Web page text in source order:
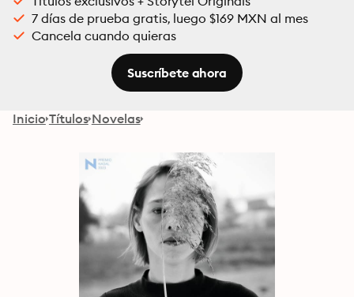
7 días de prueba gratis, luego $169 MXN al mes
Cancela cuando quieras
Suscríbete ahora
Inicio Títulos Novelas